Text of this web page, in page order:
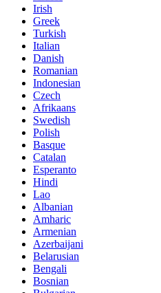
Irish
Greek
Turkish
Italian
Danish
Romanian
Indonesian
Czech
Afrikaans
Swedish
Polish
Basque
Catalan
Esperanto
Hindi
Lao
Albanian
Amharic
Armenian
Azerbaijani
Belarusian
Bengali
Bosnian